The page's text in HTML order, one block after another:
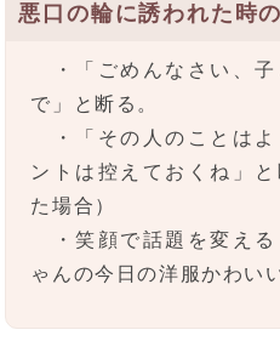
悪口の輪に誘われた時
・「ごめんなさい、子
で」と断る。
・「その人のことはよ
ントは控えておくね」
た場合）
・笑顔で話題を変える
ゃんの今日の洋服かわい